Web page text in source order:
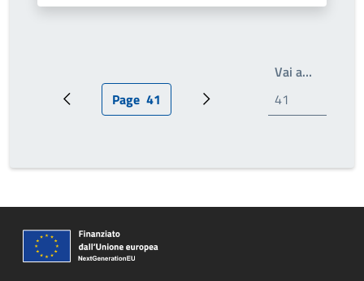
Pagina precedentePagina attuale
Page 41 Prossima pagina
Vai a…